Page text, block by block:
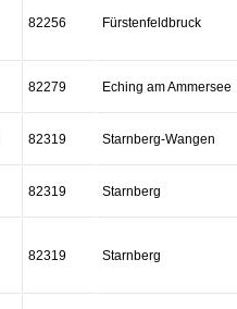
82256 Fürstenfeldbruck
82279 Eching am Ammersee
82319 Starnberg-Wangen
82319 Starnberg
82319 Starnberg